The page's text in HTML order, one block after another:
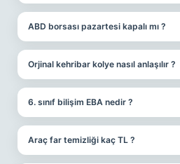
ABD borsası pazartesi kapalı mı ?
Orjinal kehribar kolye nasıl anlaşılır ?
6. sınıf bilişim EBA nedir ?
Araç far temizliği kaç TL ?